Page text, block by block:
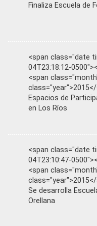
Finaliza Escuela de
<span class="date
04T23:18:12-
<span
Espacios de
en Los Ríos
<span class="date
04T23:10:47-
<span
Se desarrolla
Orellana